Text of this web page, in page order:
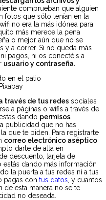
comprueban que alguien
fotos que sólo tenían en la
no era la más idónea para
más merece la pena
o mejor aún que no se
y a correr. Si no queda más
pagos, ni os conectéis a
usuario y contraseña.
través de tus redes sociales
a páginas o wifis a través de
dando permisos
publicidad que no has
que te piden. Para registrarte
correo electrónico aséptico
darte de alta en
descuento, tarjeta de
estás dando más información
la puerta a tus redes ni a tus
pagas con tus datos , y cuantos
de esta manera no se te
no deseada.